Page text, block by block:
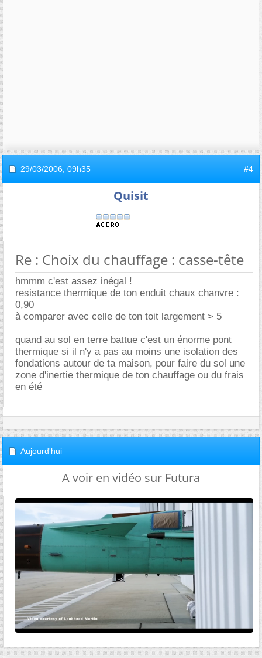
29/03/2006, 09h35 #4
Quisit
Re : Choix du chauffage : casse-tête
hmmm c'est assez inégal !
resistance thermique de ton enduit chaux chanvre :
0,90
à comparer avec celle de ton toit largement > 5
quand au sol en terre battue c'est un énorme pont
thermique si il n'y a pas au moins une isolation des
fondations autour de ta maison, pour faire du sol une
zone d'inertie thermique de ton chauffage ou du frais
en été
Aujourd'hui
A voir en vidéo sur Futura